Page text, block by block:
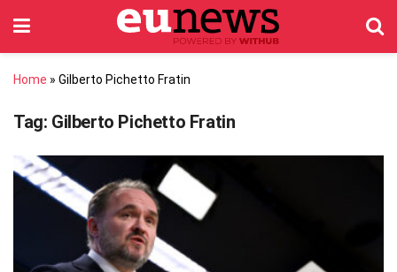
Home » Gilberto Pichetto Fratin
Tag: Gilberto Pichetto Fratin